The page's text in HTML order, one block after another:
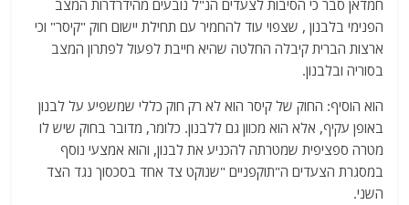
חמדאן סבר כי הסיבות לצעדים הנ"ל נובעים מהידרדרות המצב
הפנימי בלבנון , שצפוי עוד להחמיר עם תחילת יישום חוק "קיסר" וכי
ארצות הברית קיבלה החלטה שהיא חייבת לפעול לפתרון המצב
בסוריה ובלבנון.
הוא הוסיף: החוק של קיסר הוא לא רק חוק כללי שמשפיע על לבנון
באופן עקיף, אלא הוא מכוון גם ללבנון. כלומר, מדובר בחוק שיש לו
מטרה ספציפית שמטרתה להכניע את לבנון, והוא אמצעי נוסף
במסגרת הצעדים ה"תוקפניים "שנוקט צד אחד בסכסוך נגד הצד
השני.